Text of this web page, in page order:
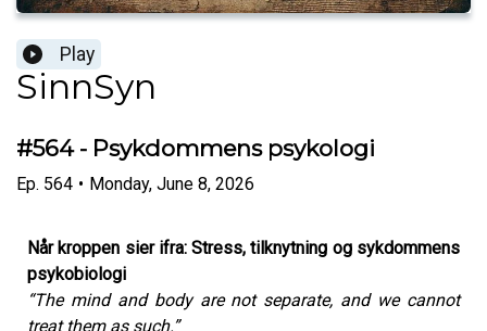
Play
SinnSyn
#564 - Psykdommens psykologi
Ep. 564 • Monday, June 8, 2026
Når kroppen sier ifra: Stress, tilknytning og sykdommens
psykobiologi
“The mind and body are not separate, and we cannot
treat them as such.”